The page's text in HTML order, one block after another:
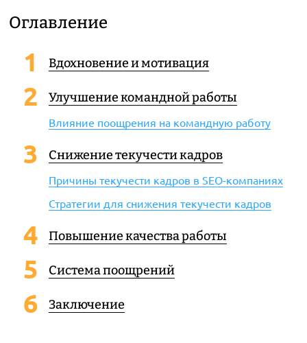
Оглавление
Вдохновение и мотивация
Улучшение командной работы
Влияние поощрения на командную работу
Снижение текучести кадров
Причины текучести кадров в SEO-компаниях
Стратегии для снижения текучести кадров
Повышение качества работы
Система поощрений
Заключение